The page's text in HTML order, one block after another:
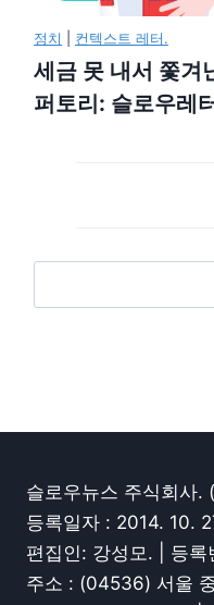
정치 컨텍스트 레터.
세금 못 내서 쫓겨
퍼토리: 슬로우레
슬로우뉴스 주식회사. (
등록일자 : 2014. 10.
편집인: 강성모. | 등
주소 : (04536) 서울